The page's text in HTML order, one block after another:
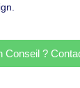
Conseil ?